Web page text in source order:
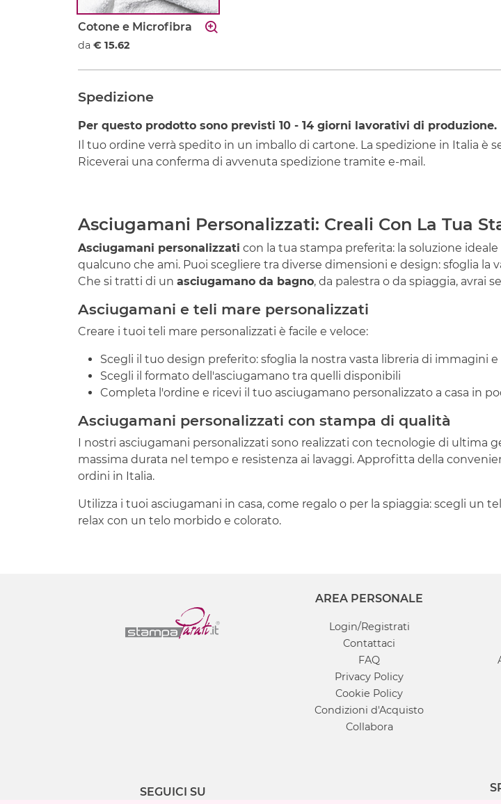
Cotone e Microfibra
da € 15.62
Spedizione
Per questo prodotto sono previsti 10 - 14 giorni lavorativi di produzione.
Il tuo ordine verrà spedito in un imballo di cartone. La spedizione in Italia è
Riceverai una conferma di avvenuta spedizione tramite e-mail.
Asciugamani Personalizzati: Creali Con La Tua
Asciugamani personalizzati con la tua stampa preferita: la soluzione
qualcuno che ami. Puoi scegliere tra diverse dimensioni e design: sfoglia
Che si tratti di un asciugamano da bagno, da palestra o da spiaggia, avrai
Asciugamani e teli mare personalizzati
Creare i tuoi teli mare personalizzati è facile e veloce:
Scegli il tuo design preferito: sfoglia la nostra vasta libreria di immagini
Scegli il formato dell'asciugamano tra quelli disponibili
Completa l'ordine e ricevi il tuo asciugamano personalizzato a casa in
Asciugamani personalizzati con stampa di qualità
I nostri asciugamani personalizzati sono realizzati con tecnologie di ultima
massima durata nel tempo e resistenza ai lavaggi. Approfitta della
ordini in Italia.
Utilizza i tuoi asciugamani in casa, come regalo o per la spiaggia: scegli un
relax con un telo morbido e colorato.
SEGUICI SU
AREA PERSONALE
Login/Registrati
Contattaci
FAQ
Privacy Policy
Cookie Policy
Condizioni d'Acquisto
Collabora